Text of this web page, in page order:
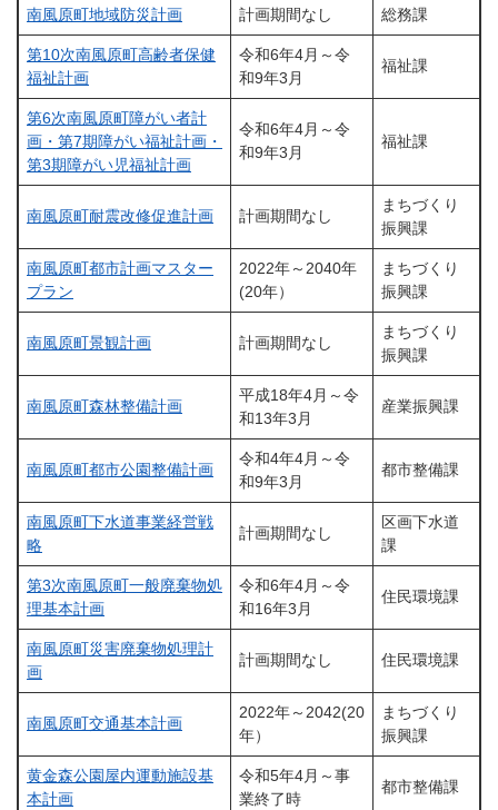
南風原町地域防災計画 計画期間なし 総務課
第10次南風原町高齢者保健
福祉計画
令和6年4月～令
和9年3月
福祉課
第6次南風原町障がい者計
画・第7期障がい福祉計画・
第3期障がい児福祉計画
令和6年4月～令
和9年3月
福祉課
南風原町耐震改修促進計画 計画期間なし
まちづくり
振興課
南風原町都市計画マスター
プラン
2022年～2040年
(20年）
まちづくり
振興課
南風原町景観計画 計画期間なし
まちづくり
振興課
南風原町森林整備計画
平成18年4月～令
和13年3月
産業振興課
南風原町都市公園整備計画
令和4年4月～令
和9年3月
都市整備課
南風原町下水道事業経営戦
略
計画期間なし
区画下水道
課
第3次南風原町一般廃棄物処
理基本計画
令和6年4月～令
和16年3月
住民環境課
南風原町災害廃棄物処理計
画
計画期間なし 住民環境課
南風原町交通基本計画
2022年～2042(20
年）
まちづくり
振興課
黄金森公園屋内運動施設基
本計画
令和5年4月～事
業終了時
都市整備課